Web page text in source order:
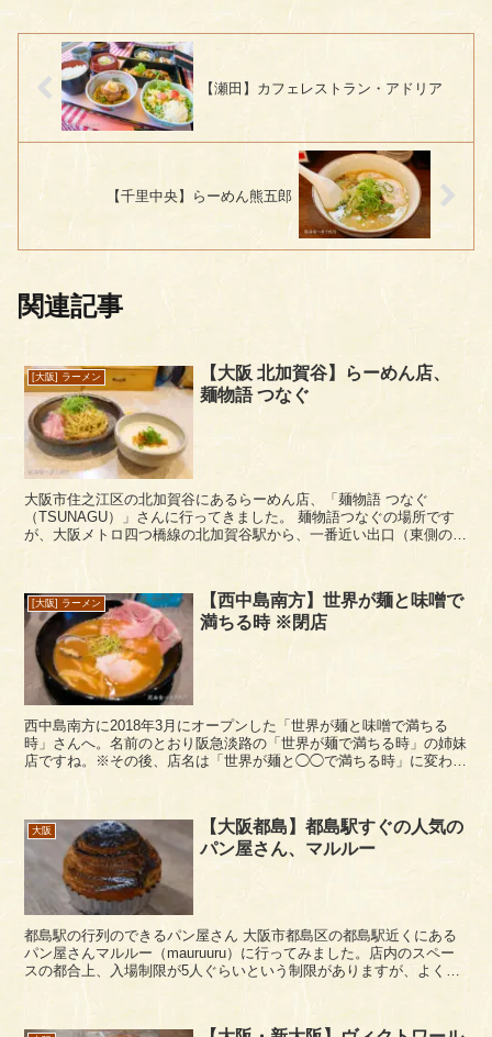
【瀬田】カフェレストラン・アドリア
【千里中央】らーめん熊五郎
関連記事
[大阪] ラーメン
【大阪 北加賀谷】らーめん店、
麺物語 つなぐ
大阪市住之江区の北加賀谷にあるらーめん店、「麺物語 つなぐ
（TSUNAGU）」さんに行ってきました。 麺物語つなぐの場所です
が、大阪メトロ四つ橋線の北加賀谷駅から、一番近い出口（東側の南
[大阪] ラーメン
【西中島南方】世界が麺と味噌で
満ちる時 ※閉店
西中島南方に2018年3月にオープンした「世界が麺と味噌で満ちる
時」さんへ。名前のとおり阪急淡路の「世界が麺で満ちる時」の姉妹
店ですね。※その後、店名は「世界が麺と◯◯で満ちる時」に変わっ
大阪
【大阪都島】都島駅すぐの人気の
パン屋さん、マルルー
都島駅の行列のできるパン屋さん 大阪市都島区の都島駅近くにある
パン屋さんマルルー（mauruuru）に行ってみました。店内のスペー
スの都合上、入場制限が5人ぐらいという制限がありますが、よく人